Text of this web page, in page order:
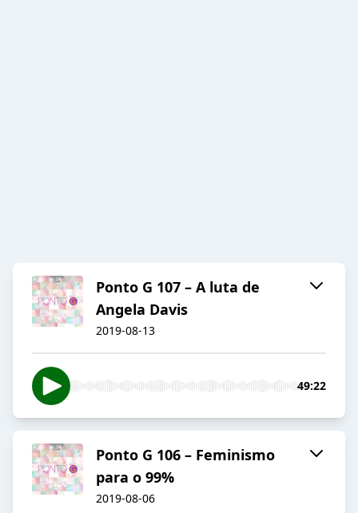
Ponto G 107 – A luta de
Angela Davis
2019-08-13
49:22
Ponto G 106 – Feminismo
para o 99%
2019-08-06